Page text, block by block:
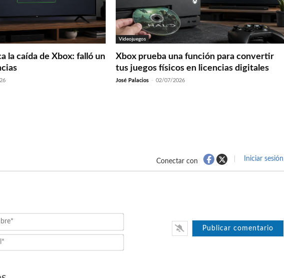
la caída de Xbox: falló un
Videojuegos
Xbox prueba una función para convertir
tus juegos físicos en licencias digitales
José Palacios - 02/07/2026
Conectar con Iniciar sesión
Nombre*
Email*